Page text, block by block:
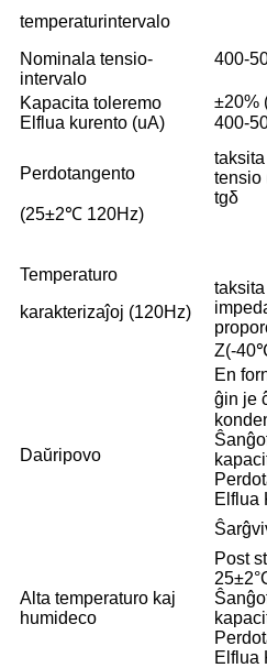
temperaturintervalo
Nominala tensio-
intervalo
400-
Kapacita toleremo
±20%
Elflua kurento (uA)
400-
Perdotangento
(25±2℃ 120Hz)
taksita
tensio
tgδ
Temperaturo
karakterizaĵoj (120Hz)
Z(-
Daŭripovo
En
ĝin je
Elflua
Alta temperaturo kaj
humideco
Post
Elflua